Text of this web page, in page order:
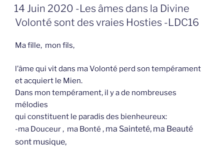
GEPLAATST
OP
14 Juin 2020 -Les âmes dans la Divine
Volonté sont des vraies Hosties -LDC16
Ma fille, mon fils,
l’âme qui vit dans ma Volonté perd son tempérament
et acquiert le Mien.
Dans mon tempérament, il y a de nombreuses
mélodies
qui constituent le paradis des bienheureux:
-ma Douceur , ma Bonté , ma Sainteté, ma Beauté
sont musique,